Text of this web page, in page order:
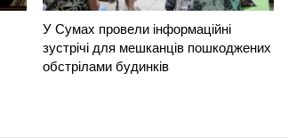
У Сумах провели інформаційні
зустрічі для мешканців пошкоджених
обстрілами будинків